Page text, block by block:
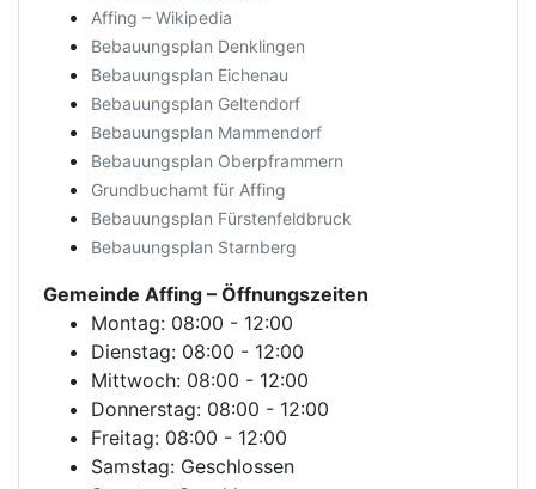
Affing – Wikipedia
Bebauungsplan Denklingen
Bebauungsplan Eichenau
Bebauungsplan Geltendorf
Bebauungsplan Mammendorf
Bebauungsplan Oberpframmern
Grundbuchamt für Affing
Bebauungsplan Fürstenfeldbruck
Bebauungsplan Starnberg
Gemeinde Affing – Öffnungszeiten
Montag: 08:00 - 12:00
Dienstag: 08:00 - 12:00
Mittwoch: 08:00 - 12:00
Donnerstag: 08:00 - 12:00
Freitag: 08:00 - 12:00
Samstag: Geschlossen